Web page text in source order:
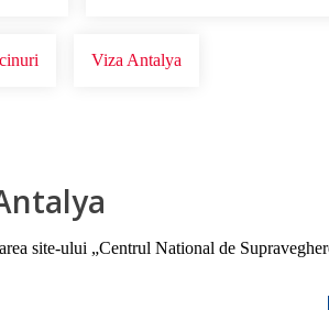
Viza Antalya
site-ului „Centrul National de